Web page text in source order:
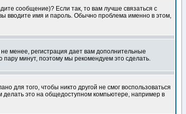
сообщение)? Если так, то вам лучше связаться с
вводите имя и пароль. Обычно проблема именно в этом,
менее, регистрация дает вам дополнительные
минут, поэтому мы рекомендуем это сделать.
для того, чтобы никто другой не смог воспользоваться
делать это на общедоступном компьютере, например в